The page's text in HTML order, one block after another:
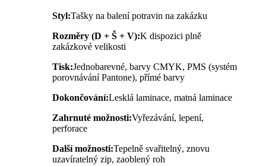
Styl:Tašky na balení potravin na zakázku
Rozměry (D + Š + V):K dispozici plně
zakázkové velikosti
Tisk:Jednobarevné, barvy CMYK, PMS (systém
porovnávání Pantone), přímé barvy
Dokončování:Lesklá laminace, matná laminace
Zahrnuté možnosti:Vyřezávání, lepení,
perforace
Další možnosti:Tepelně svařitelný, znovu
uzavíratelný zip, zaoblený roh